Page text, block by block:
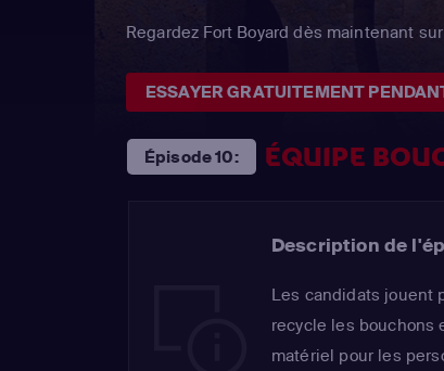
Regardez Fort Boyard dès maintenant
ESSAYER GRATUITEMENT
Épisode 10: ÉQUIPE
Description de
Les candidats jouent
recycle les bouchons
matériel pour les